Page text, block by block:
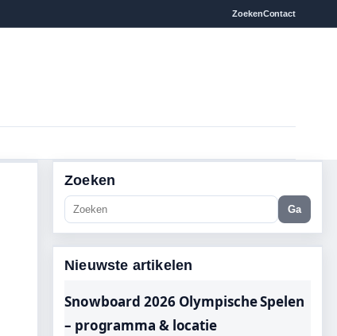
ZoekenContact
Zoeken
Ga
Nieuwste artikelen
Snowboard 2026 Olympische Spelen
– programma & locatie